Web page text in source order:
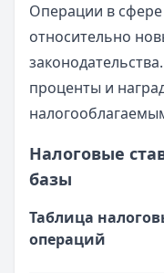
Операции в сфере
относительно
проценты и
Налоговые
базы
Таблица
операций